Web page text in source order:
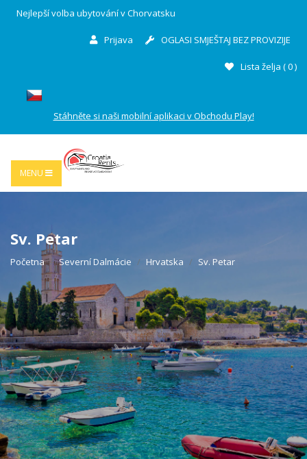
Nejlepší volba ubytování v Chorvatsku
Prijava OGLASI SMJEŠTAJ BEZ PROVIZIJE
Lista želja (0)
Stáhněte si naši mobilní aplikaci v Obchodu Play!
MENU
Sv. Petar
Početna Severní Dalmácie Hrvatska Sv. Petar